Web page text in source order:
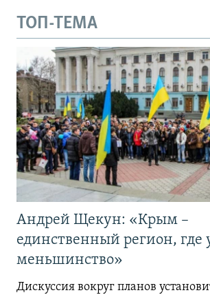
ТОП-ТЕМА
Андрей Щекун: «Крым –
единственный регион, где
меньшинство»
Дискуссия вокруг планов